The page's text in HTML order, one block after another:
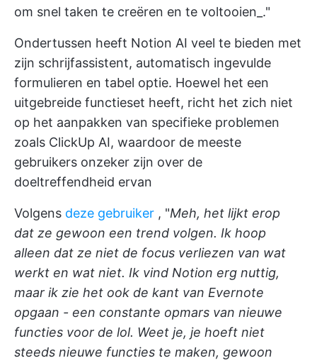
om snel taken te creëren en te voltooien_."
Ondertussen heeft Notion AI veel te bieden met
zijn schrijfassistent, automatisch ingevulde
formulieren en tabel optie. Hoewel het een
uitgebreide functieset heeft, richt het zich niet
op het aanpakken van specifieke problemen
zoals ClickUp AI, waardoor de meeste
gebruikers onzeker zijn over de
doeltreffendheid ervan
Volgens deze gebruiker , "Meh, het lijkt erop
dat ze gewoon een trend volgen. Ik hoop
alleen dat ze niet de focus verliezen van wat
werkt en wat niet. Ik vind Notion erg nuttig,
maar ik zie het ook de kant van Evernote
opgaan - een constante opmars van nieuwe
functies voor de lol. Weet je, je hoeft niet
steeds nieuwe functies te maken, gewoon